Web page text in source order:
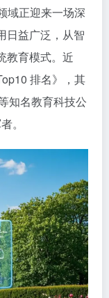
域正迎来一场深
日益广泛，从智
教育模式。近
排名》，其
知名教育科技公
。